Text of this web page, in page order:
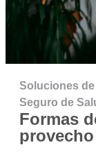
Soluciones
Seguro de
Formas